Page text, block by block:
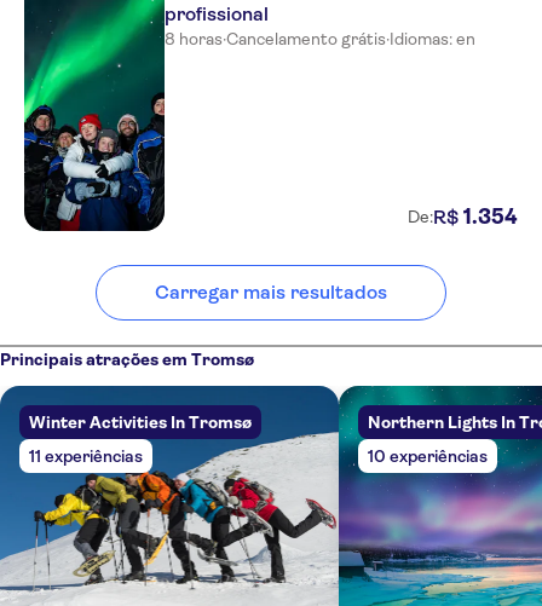
profissional
8 horas·Cancelamento grátis·Idiomas: en
De:R$ 1 .354
Carregar mais resultados
Principais atrações em Tromsø
Winter Activities In Tromsø
11 experiências
Northern Lights In
10 experiências